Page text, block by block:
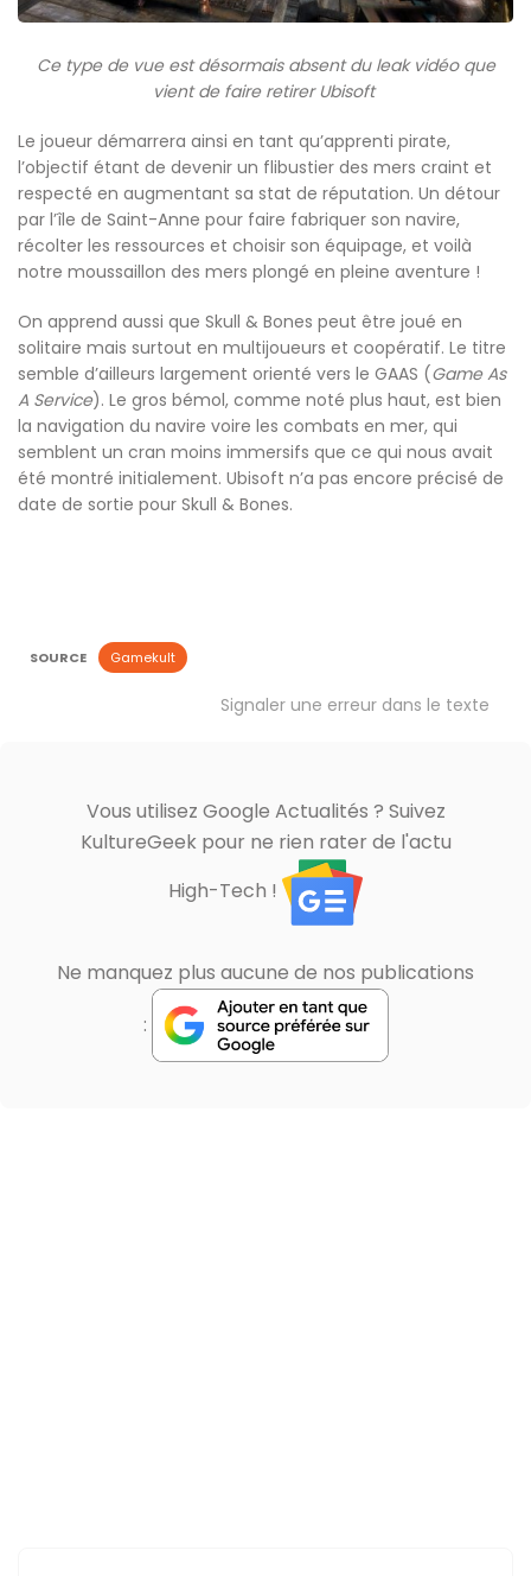
Ce type de vue est désormais absent du leak vidéo que
vient de faire retirer Ubisoft
Le joueur démarrera ainsi en tant qu’apprenti pirate,
l’objectif étant de devenir un flibustier des mers craint et
respecté en augmentant sa stat de réputation. Un détour
par l’île de Saint-Anne pour faire fabriquer son navire,
récolter les ressources et choisir son équipage, et voilà
notre moussaillon des mers plongé en pleine aventure !
On apprend aussi que Skull & Bones peut être joué en
solitaire mais surtout en multijoueurs et coopératif. Le titre
semble d’ailleurs largement orienté vers le GAAS (Game As
A Service). Le gros bémol, comme noté plus haut, est bien
la navigation du navire voire les combats en mer, qui
semblent un cran moins immersifs que ce qui nous avait
été montré initialement. Ubisoft n’a pas encore précisé de
date de sortie pour Skull & Bones.
SOURCE Gamekult
Signaler une erreur dans le texte
Vous utilisez Google Actualités ? Suivez
KultureGeek pour ne rien rater de l'actu
High-Tech !
Ne manquez plus aucune de nos publications
: